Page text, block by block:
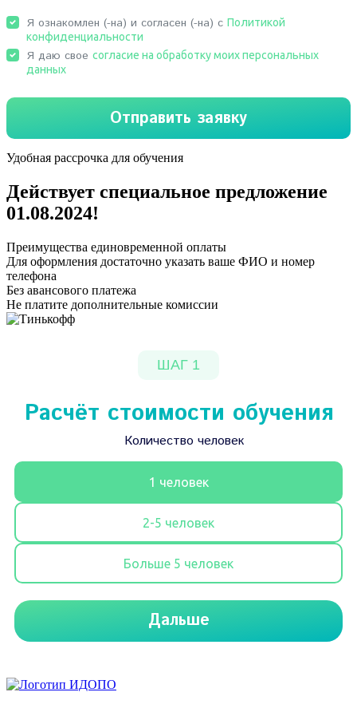
Удобная рассрочка для обучения
Действует специальное предложение
01.08.2024!
Преимущества единовременной оплаты
Для оформления достаточно указать ваше ФИО и номер
телефона
Без авансового платежа
Не платите дополнительные комиссии